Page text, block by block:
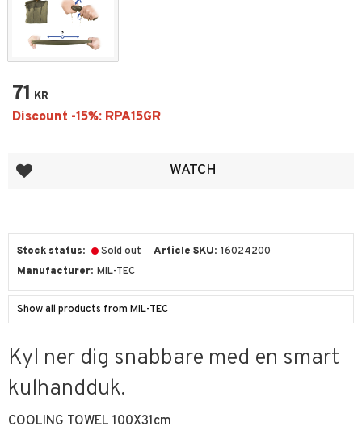
71 KR
Add to favorites WATCH
Stock status Sold out Article SKU 16024200
Manufacturer MIL-TEC
Show all products from MIL-TEC
Kyl ner dig snabbare med en smart
kulhandduk.
COOLING TOWEL 100X31cm